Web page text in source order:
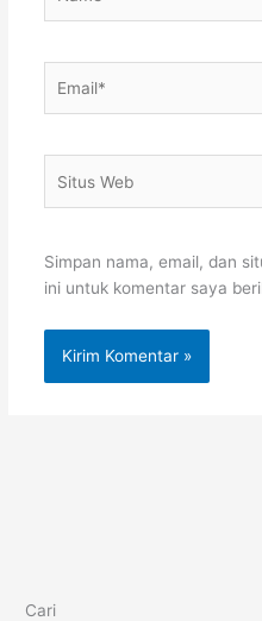
Web
Simpan nama, email, dan
ini untuk komentar saya
Cari